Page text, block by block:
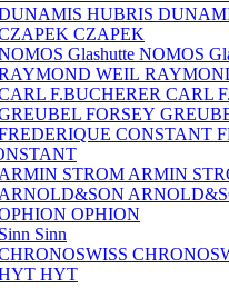
CZAPEK
NOMOS
CARL
ARMIN
OPHION
Sinn
HYT